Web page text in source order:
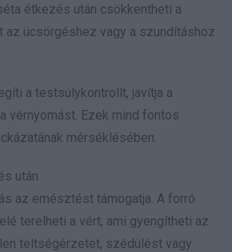
étkezés után csökkentheti a
az ücsörgéshez vagy a szundításhoz
a testsúlykontrollt, javítja a
vérnyomást. Ezek mind fontos
mérséklésében.
után
az emésztést támogatja. A forró
terelheti a vért, ami gyengítheti az
teltségérzetet, szédülést vagy